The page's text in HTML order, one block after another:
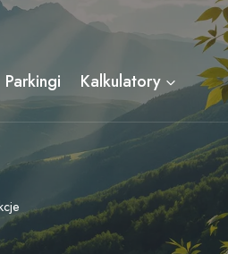
Parkingi Kalkulatory